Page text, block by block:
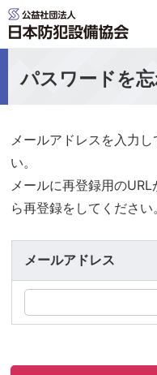
パスワードを
メールアドレスを入力
い。
メールに再登録用の
ら再登録をしてください
メールアドレス